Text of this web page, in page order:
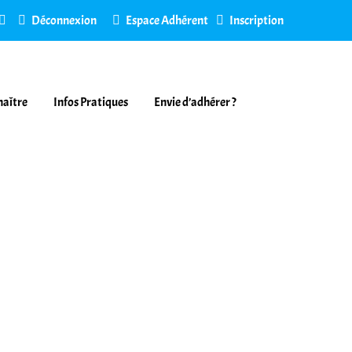
Déconnexion Espace Adhérent Inscription
Infos Pratiques Envie d’adhérer ?